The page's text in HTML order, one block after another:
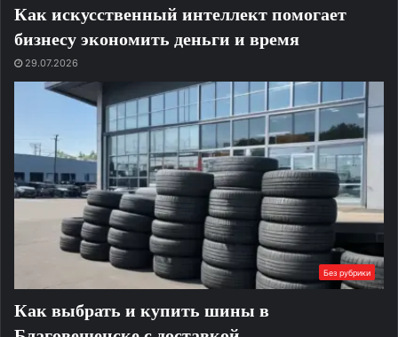
Как искусственный интеллект помогает
бизнесу экономить деньги и время
29.07.2026
Без рубрики
Как выбрать и купить шины в